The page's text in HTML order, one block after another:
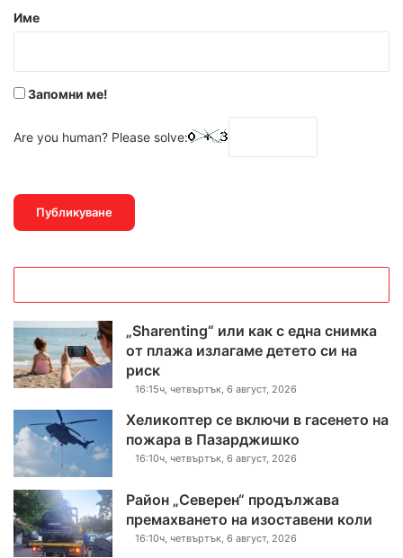
Име
Запомни ме!
Are you human? Please solve:
„Sharenting“ или как с една снимка
от плажа излагаме детето си на
риск
16:15ч, четвъртък, 6 август, 2026
Хеликоптер се включи в гасенето на
пожара в Пазарджишко
16:10ч, четвъртък, 6 август, 2026
Район „Северен“ продължава
премахването на изоставени коли
16:10ч, четвъртък, 6 август, 2026